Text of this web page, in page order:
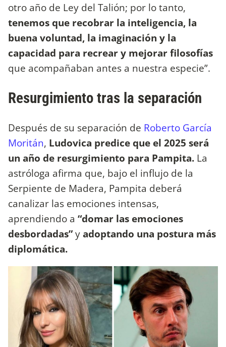
otro año de Ley del Talión; por lo tanto,
tenemos que recobrar la inteligencia, la
buena voluntad, la imaginación y la
capacidad para recrear y mejorar filosofías
que acompañaban antes a nuestra especie”.
Resurgimiento tras la separación
Después de su separación de Roberto García
Moritán, Ludovica predice que el 2025 será
un año de resurgimiento para Pampita. La
astróloga afirma que, bajo el influjo de la
Serpiente de Madera, Pampita deberá
canalizar las emociones intensas,
aprendiendo a “domar las emociones
desbordadas”yadoptando una postura más
diplomática.